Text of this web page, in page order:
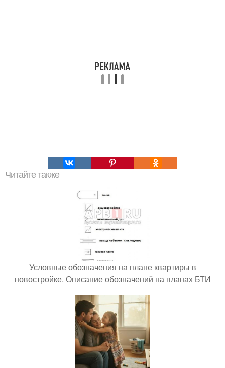
Читайте также
Условные обозначения на плане квартиры в
новостройке. Описание обозначений на планах БТИ